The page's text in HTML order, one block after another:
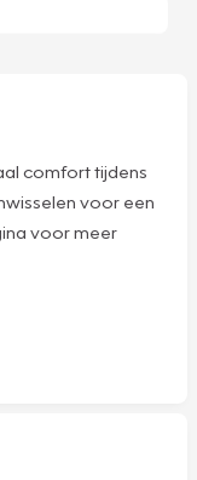
comfort tijdens
voor een
voor meer